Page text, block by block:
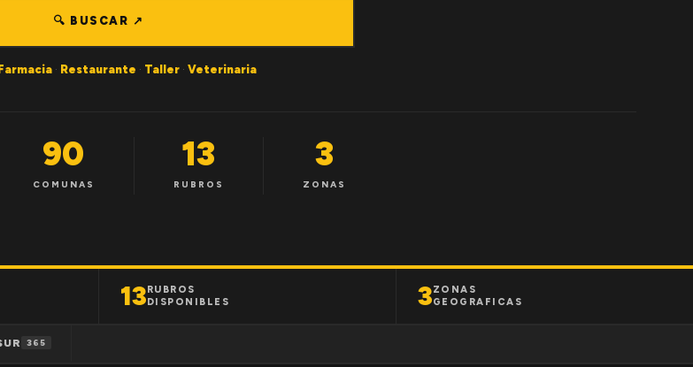
🔍 BUSCAR ↗
Farmacia · Restaurante · Taller · Veterinaria
90
COMUNAS
13
RUBROS
3
ZONAS
13RUBROS
DISPONIBLES
3ZONAS
GEOGRAFICAS
365